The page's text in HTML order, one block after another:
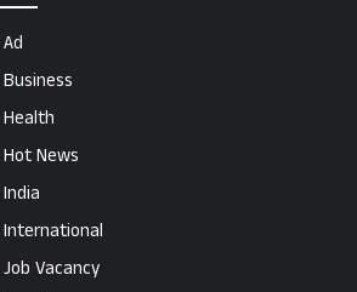
Ad
Business
Health
Hot News
India
International
Job Vacancy